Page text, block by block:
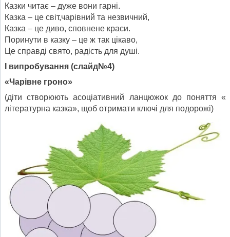
Казки читає – дуже вони гарні.
Казка – це світ,чарівний та незвичний,
Казка – це диво, сповнене краси.
Поринути в казку – це ж так цікаво,
Це справді свято, радість для душі.
І випробування (слайд№4)
«Чарівне гроно»
(діти створюють асоціативний ланцюжок до поняття «
літературна казка», щоб отримати ключі для подорожі)